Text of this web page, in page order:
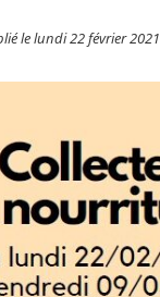
le lundi 22 février